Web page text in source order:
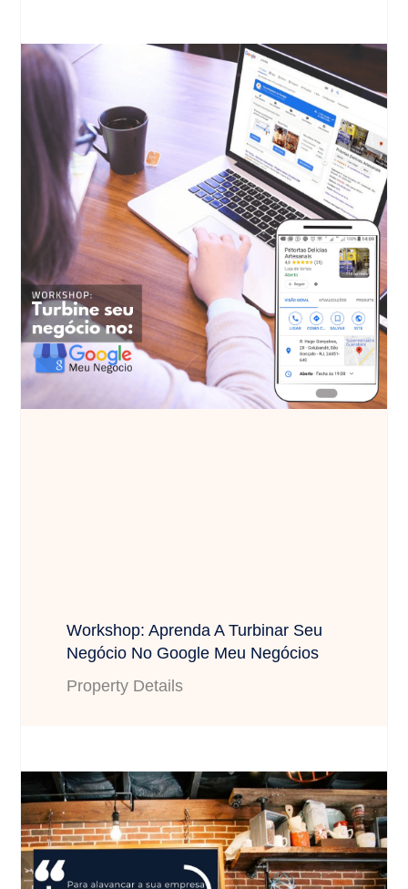
Workshop: Aprenda A Turbinar Seu
Negócio No Google Meu Negócios
Property Details